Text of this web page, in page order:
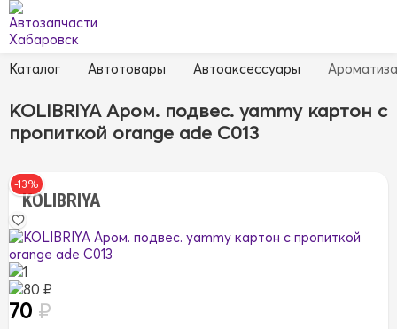
Каталог Автотовары Автоаксессуары
KOLIBRIYA Аром. подвес. yammy картон с
пропиткой orange ade C013
KOLIBRIYA
-13%
1
80 ₽
70 ₽